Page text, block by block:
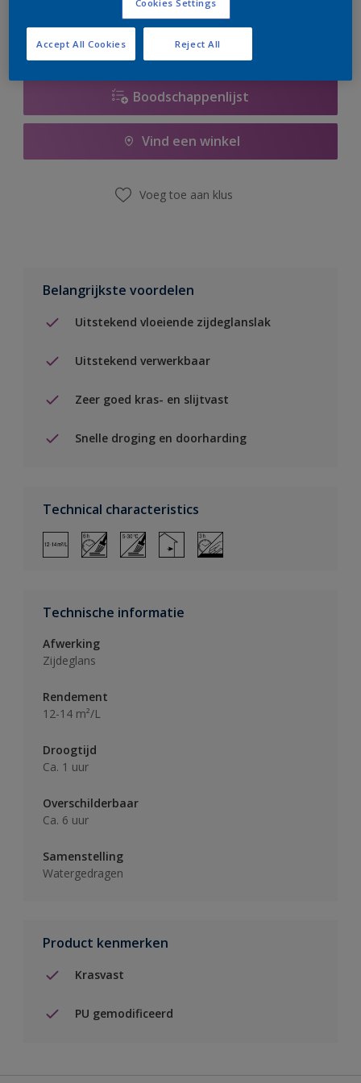
Boodschappenlijst
Vind een winkel
Voeg toe aan klus
Belangrijkste voordelen
Uitstekend vloeiende zijdeglanslak
Uitstekend verwerkbaar
Zeer goed kras- en slijtvast
Snelle droging en doorharding
Technical characteristics
Technische informatie
Afwerking
Zijdeglans
Rendement
12-14 m²/L
Droogtijd
Ca. 1 uur
Overschilderbaar
Ca. 6 uur
Samenstelling
Watergedragen
Product kenmerken
Krasvast
PU gemodificeerd
Cookies Settings
Reject All
Accept All Cookies